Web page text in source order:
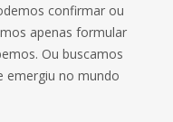
confirmar ou
apenas formular
Ou buscamos
emergiu no mundo